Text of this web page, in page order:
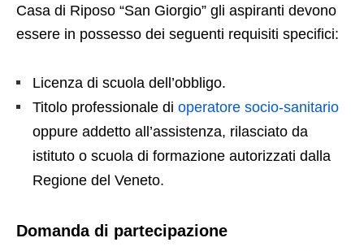
Casa di Riposo “San Giorgio” gli aspiranti devono
essere in possesso dei seguenti requisiti specifici:
Licenza di scuola dell’obbligo.
Titolo professionale di operatore socio-sanitario
oppure addetto all’assistenza, rilasciato da
istituto o scuola di formazione autorizzati dalla
Regione del Veneto.
Domanda di partecipazione